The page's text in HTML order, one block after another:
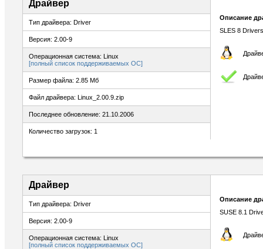
Драйвер
Тип драйвера: Driver
Версия: 2.00-9
Операционная система: Linux
[полный список поддерживаемых ОС]
Размер файла: 2.85 Мб
Файл драйвера: Linux_2.00.9.zip
Последнее обновление: 21.10.2006
Количество загрузок: 1
Описание
SLES 8 Drivers
Драйвер
Тип драйвера: Driver
Версия: 2.00-9
Операционная система: Linux
[полный список поддерживаемых ОС]
Описание
SUSE 8.1